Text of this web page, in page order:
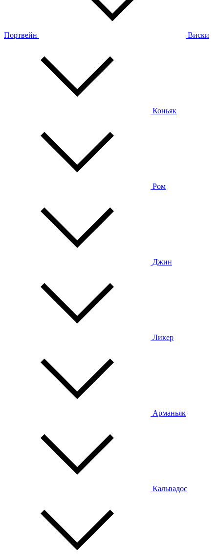
Портвейн Виски
Коньяк
Ром
Джин
Ликер
Арманьяк
Кальвадос